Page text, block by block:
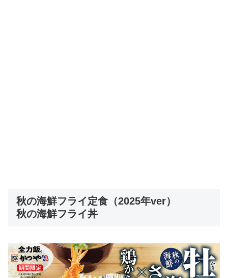
秋の海鮮フライ定食（2025年ver）
秋の海鮮フライ丼